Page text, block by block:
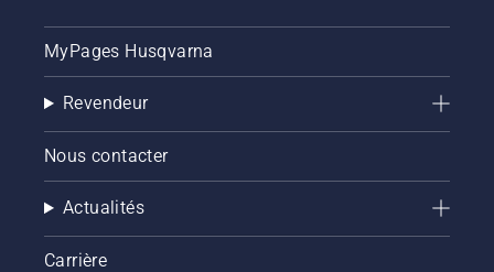
MyPages Husqvarna
Revendeur
Nous contacter
Actualités
Carrière